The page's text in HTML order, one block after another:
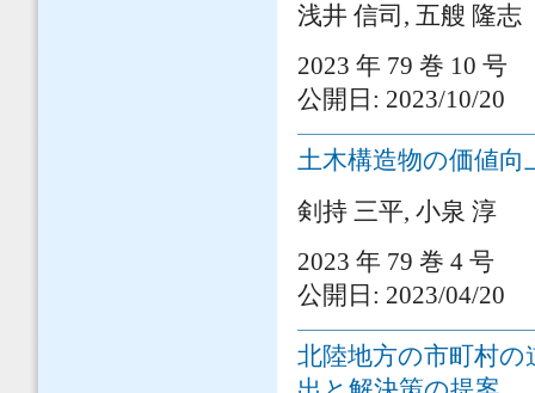
浅井 信司, 五艘 隆志
2023 年 79 巻 10 号
公開日: 2023/10/20
土木構造物の価値
剣持 三平, 小泉 淳
2023 年 79 巻 4 号
公開日: 2023/04/20
北陸地方の市町村